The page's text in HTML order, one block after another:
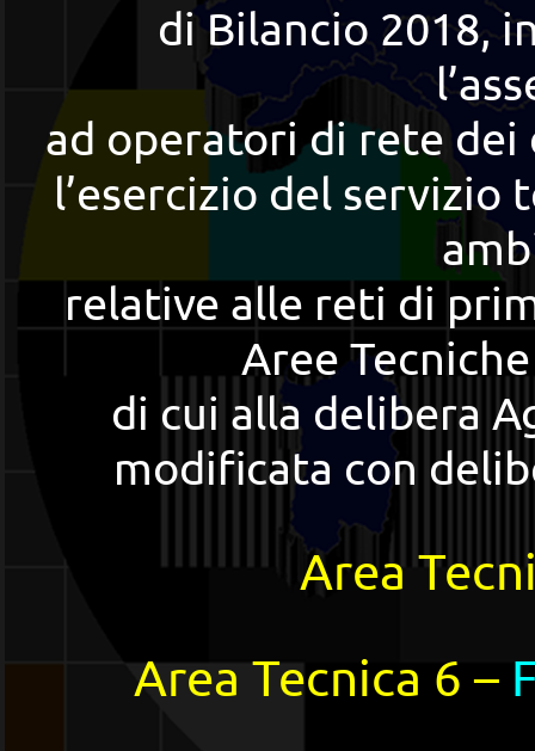
di Bilancio 2018,
ad operatori di rete dei
l’esercizio del
relative alle reti di
Aree
di cui alla delibera
modificata con
Area
Area Tecnica 6 –